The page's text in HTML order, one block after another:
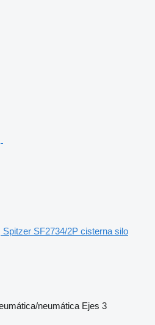
Spitzer SF2734/2P cisterna silo
neumática Ejes 3